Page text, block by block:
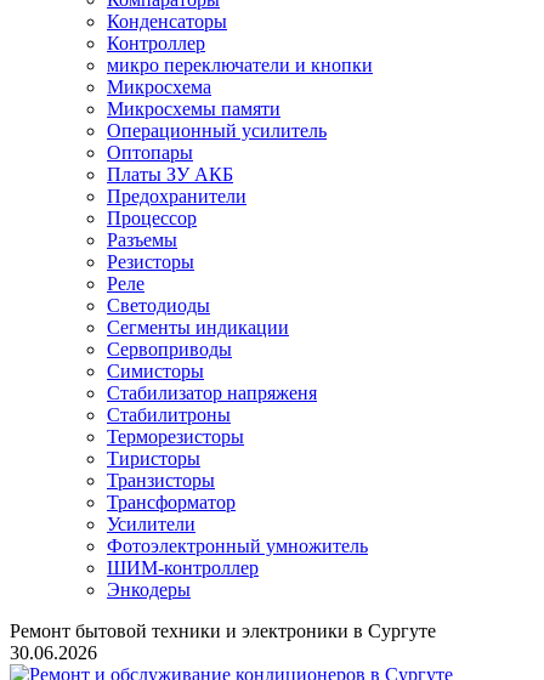
Конденсаторы
Контроллер
микро переключатели и кнопки
Микросхема
Микросхемы памяти
Операционный усилитель
Оптопары
Платы ЗУ АКБ
Предохранители
Процессор
Разъемы
Резисторы
Реле
Светодиоды
Сегменты индикации
Сервоприводы
Симисторы
Стабилизатор напряженя
Стабилитроны
Терморезисторы
Тиристоры
Транзисторы
Трансформатор
Усилители
Фотоэлектронный умножитель
ШИМ-контроллер
Энкодеры
Ремонт бытовой техники и электроники в Сургуте
30.06.2026